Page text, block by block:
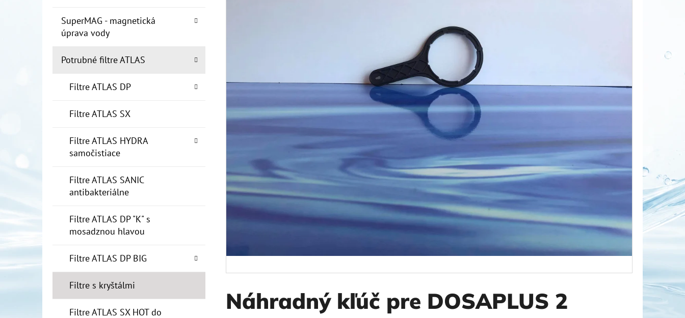
SuperMAG - magnetická
úprava vody
Potrubné filtre ATLAS
Filtre ATLAS DP
Filtre ATLAS SX
Filtre ATLAS HYDRA
samočistiace
Filtre ATLAS SANIC
antibakteriálne
Filtre ATLAS DP "K" s
mosadznou hlavou
Filtre ATLAS DP BIG
Filtre s kryštálmi
Filtre ATLAS SX HOT do
Náhradný kľúč pre DOSAPLUS 2
10" FILTER SENIOR 1"
10" VLOŽKA UMÝVATEĽNÁ RL-SX 50MCR
€9,20
10" FILTER SENIOR DUO 1"